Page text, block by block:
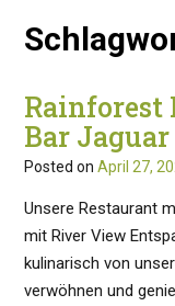
Rainforest
Bar Jaguar
Posted on April 27,
Unsere Restaurant
mit River View
kulinarisch von
verwöhnen und